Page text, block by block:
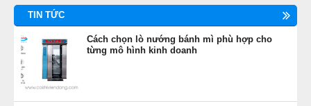
TIN TỨC
Cách chọn lò nướng bánh mì phù hợp cho
từng mô hình kinh doanh